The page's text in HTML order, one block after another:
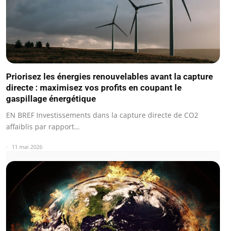
Priorisez les énergies renouvelables avant la capture
directe : maximisez vos profits en coupant le
gaspillage énergétique
EN BREF Investissements dans la capture directe de CO2
affaiblis par rapport…
11 mai 2026